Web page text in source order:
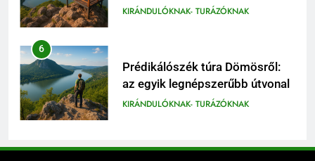
panorámája
KIRÁNDULÓKNAK- TURÁZÓKNAK
6
Prédikálószék túra Dömösről:
az egyik legnépszerűbb útvonal
KIRÁNDULÓKNAK- TURÁZÓKNAK